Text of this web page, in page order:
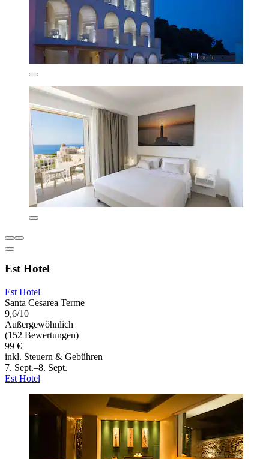
Est Hotel
Est Hotel
Santa Cesarea Terme
9,6/10
Außergewöhnlich
(152 Bewertungen)
99 €
inkl. Steuern & Gebühren
7. Sept.–8. Sept.
Est Hotel